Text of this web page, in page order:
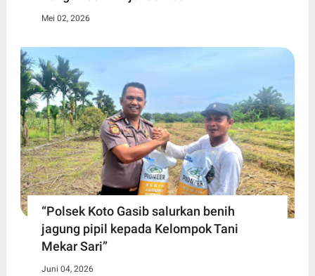
Mei 02, 2026
“Polsek Koto Gasib salurkan benih
jagung pipil kepada Kelompok Tani
Mekar Sari”
Juni 04, 2026